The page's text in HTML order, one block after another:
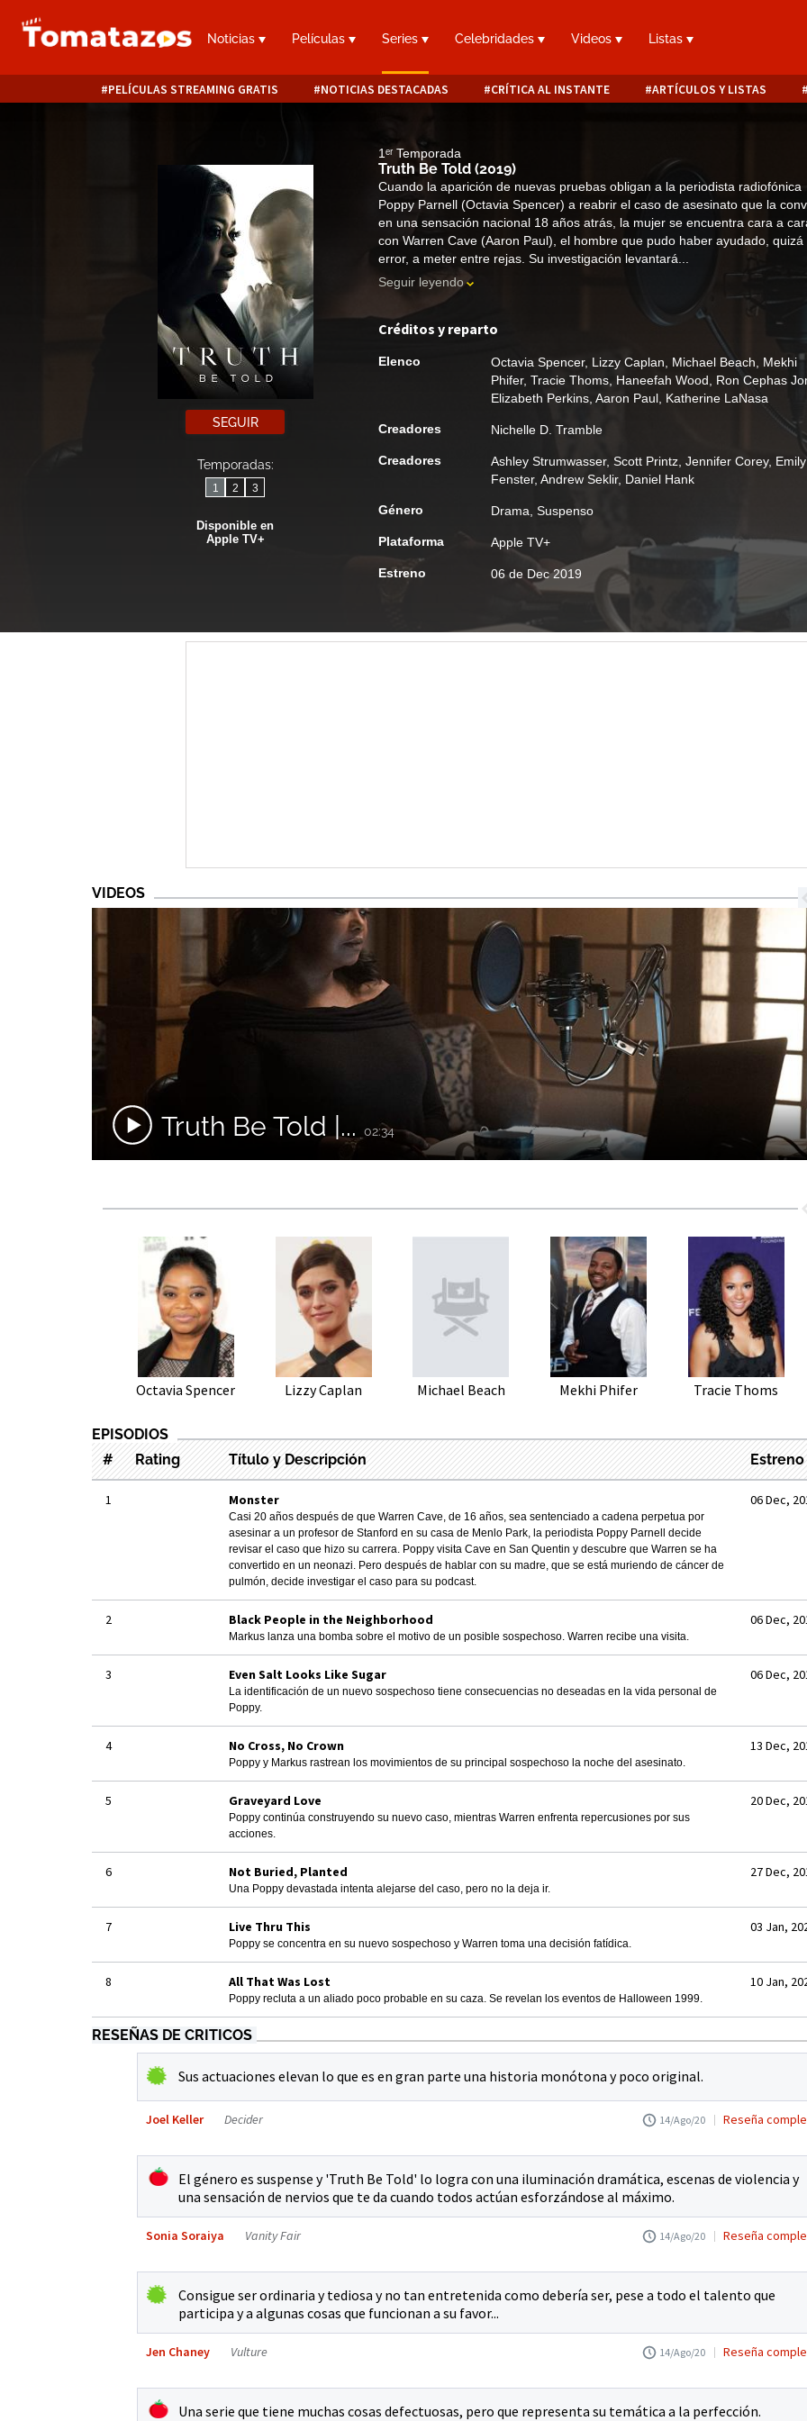
Noticias Películas Series Celebridades Videos Listas
PELÍCULAS STREAMING GRATIS NOTICIAS DESTACADAS CRÍTICA AL INSTANTE ARTÍCULOS Y LISTAS
SEGUIR
Temporadas:
1 2 3
Disponible en
Apple TV+
1ᵉʳ Temporada
Truth Be Told (2019)
Cuando la aparición de nuevas pruebas obligan a la periodista radiofónica
Poppy Parnell (Octavia Spencer) a reabrir el caso de asesinato que la
en una sensación nacional 18 años atrás, la mujer se encuentra cara a
con Warren Cave (Aaron Paul), el hombre que pudo haber ayudado, quizá
error, a meter entre rejas. Su investigación levantará...
Seguir leyendo
Créditos y reparto
Elenco Octavia Spencer, Lizzy Caplan Michael Beach
Mekhi
Phifer, Tracie Thoms Haneefah Wood Ron Cephas
Elizabeth Perkins Aaron Paul Katherine LaNasa
Creadores Nichelle D. Tramble
Creadores Ashley Strumwasser, Scott Printz Jennifer Corey, Emily
Fenster, Andrew Seklir, Daniel Hank
Género Drama Suspenso
Plataforma Apple TV+
Estreno 06 de Dec 2019
VIDEOS
Truth Be Told |... 02:34
Octavia Spencer Lizzy Caplan Michael Beach Mekhi Phifer Tracie Thoms
EPISODIOS
#
Rating Título y Descripción Estreno
1 Monster
Casi 20 años después de que Warren Cave, de 16 años, sea sentenciado a cadena perpetua por
asesinar a un profesor de Stanford en su casa de Menlo Park, la periodista Poppy Parnell decide
revisar el caso que hizo su carrera. Poppy visita Cave en San Quentin y descubre que Warren se ha
convertido en un neonazi. Pero después de hablar con su madre, que se está muriendo de cáncer de
pulmón, decide investigar el caso para su podcast.
06 Dec,
2 Black People in the Neighborhood
Markus lanza una bomba sobre el motivo de un posible sospechoso. Warren recibe una visita.
06 Dec,
3 Even Salt Looks Like Sugar
La identificación de un nuevo sospechoso tiene consecuencias no deseadas en la vida personal de
Poppy.
06 Dec,
4 No Cross, No Crown
Poppy y Markus rastrean los movimientos de su principal sospechoso la noche del asesinato.
13 Dec,
5 Graveyard Love
Poppy continúa construyendo su nuevo caso, mientras Warren enfrenta repercusiones por sus
acciones.
20 Dec,
6 Not Buried, Planted
Una Poppy devastada intenta alejarse del caso, pero no la deja ir.
27 Dec,
7 Live Thru This
Poppy se concentra en su nuevo sospechoso y Warren toma una decisión fatídica.
03 Jan,
8 All That Was Lost
Poppy recluta a un aliado poco probable en su caza. Se revelan los eventos de Halloween 1999.
10 Jan,
RESEÑAS DE CRITICOS
Sus actuaciones elevan lo que es en gran parte una historia monótona y poco original.
Joel Keller Decider 14/Ago/20 Reseña
El género es suspense y 'Truth Be Told' lo logra con una iluminación dramática, escenas de violencia y
una sensación de nervios que te da cuando todos actúan esforzándose al máximo.
Sonia Soraiya Vanity Fair 14/Ago/20 Reseña
Consigue ser ordinaria y tediosa y no tan entretenida como debería ser, pese a todo el talento que
participa y a algunas cosas que funcionan a su favor...
Jen Chaney Vulture 14/Ago/20 Reseña
Una serie que tiene muchas cosas defectuosas, pero que representa su temática a la perfección.